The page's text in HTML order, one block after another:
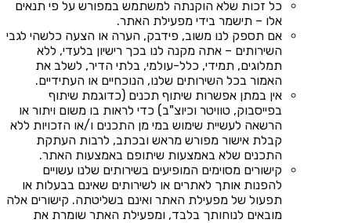
כל זכות שלא הוקנתה למשתמש במפורש על פי תנאים
אלו – תישמר בידי מפעילת האתר.
אם תספק לנו משוב, פידבק, הערה או הצעה כלשהי לגבי
השירותים – אתה מקנה לנו בכך רישיון בלעדי, ללא
תמלוגים, תמידי, כלל-עולמי, בלתי הדיר, לשלב את
האמור בכל השירותים שלנו, הנוכחיים או העתידיים.
אין במתן אפשרות שיתוף תכנים (כדוגמת שיתוף
בפייסבוק, טוויטר וכיוצ"ב) כדי לראות בו משום ויתור או
הרשאה לעשיית שימוש במי מן התכנים ו/או הזכויות ללא
קבלת אישור מפורש מראש ובכתב, לרבות העתקת
התכנים שלא באמצעות שיתופם באמצעות האתר.
קישורים מסוימים המופיעים בשירותים שלנו עשויים
להפנות אותך לאתרים או לשירותים שאינם בבעלות או
תפעול של מפעילת האתר ואינם בשליטתה. קישורים אלה
מובאים לנוחותך בלבד, ומפעילת האתר שומרת את